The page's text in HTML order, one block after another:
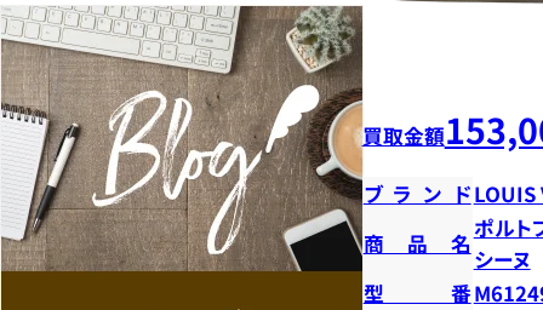
買取金額
ブランドLOUIS
商品名
ポルト
シーヌ
型番